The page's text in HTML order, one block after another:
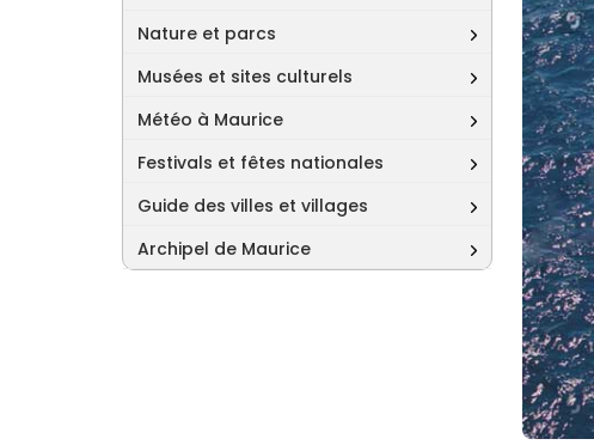
Nature et parcs
Musées et sites culturels
Météo à Maurice
Festivals et fêtes nationales
Guide des villes et villages
Archipel de Maurice